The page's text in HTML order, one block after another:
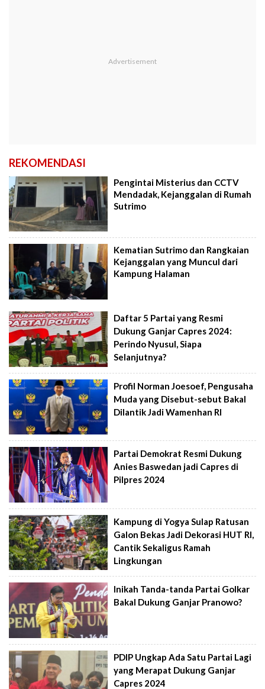
REKOMENDASI
Pengintai Misterius dan CCTV
Mendadak, Kejanggalan di Rumah
Sutrimo
Kematian Sutrimo dan Rangkaian
Kejanggalan yang Muncul dari
Kampung Halaman
Daftar 5 Partai yang Resmi
Dukung Ganjar Capres 2024:
Perindo Nyusul, Siapa
Selanjutnya?
Profil Norman Joesoef, Pengusaha
Muda yang Disebut-sebut Bakal
Dilantik Jadi Wamenhan RI
Partai Demokrat Resmi Dukung
Anies Baswedan jadi Capres di
Pilpres 2024
Kampung di Yogya Sulap Ratusan
Galon Bekas Jadi Dekorasi HUT RI,
Cantik Sekaligus Ramah
Lingkungan
Inikah Tanda-tanda Partai Golkar
Bakal Dukung Ganjar Pranowo?
PDIP Ungkap Ada Satu Partai Lagi
yang Merapat Dukung Ganjar
Capres 2024